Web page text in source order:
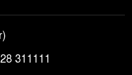
311111